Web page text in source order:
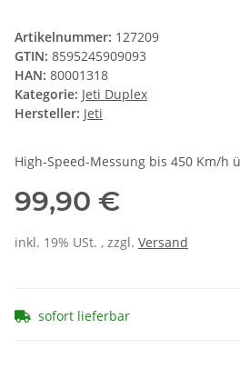
Artikelnummer: 127209
GTIN: 8595245909093
HAN: 80001318
Kategorie: Jeti Duplex
Hersteller: Jeti
High-Speed-Messung bis 450 Km/h
99,90 €
inkl. 19% USt. , zzgl. Versand
sofort lieferbar